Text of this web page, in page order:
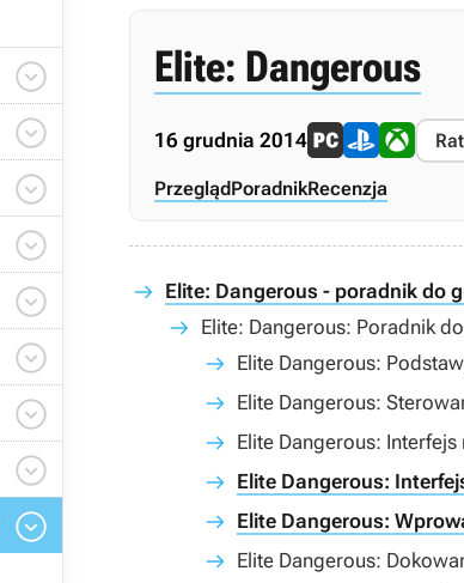









Elite: Dangerous
16 grudnia 2014
PrzeglądPoradnikRecenzja
Elite: Dangerous - poradnik do
Elite: Dangerous: Poradnik
Elite Dangerous:
Elite Dangerous:
Elite Dangerous: Interfejs
Elite Dangerous:
Elite Dangerous:
Elite Dangerous: